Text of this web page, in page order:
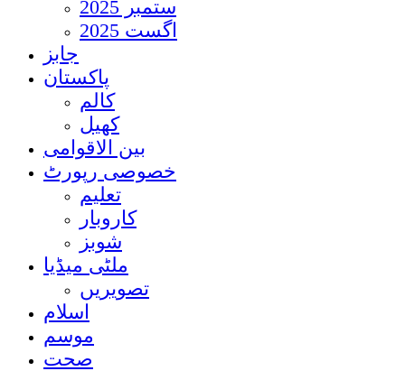
ستمبر 2025
اگست 2025
جابز
پاکستان
کالم
کھیل
بین الاقوامی
خصوصی رپورٹ
تعلیم
کاروبار
شوبز
ملٹی میڈیا
تصویریں
اسلام
موسم
صحت